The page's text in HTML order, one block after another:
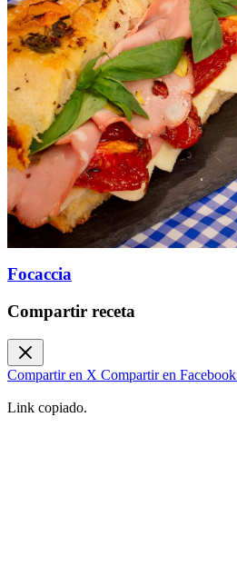
Focaccia
Compartir receta
Compartir en X Compartir en Facebook
Link copiado.